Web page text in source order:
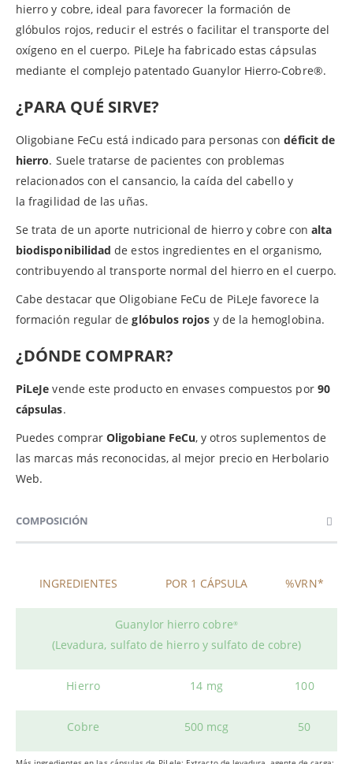
hierro y cobre, ideal para favorecer la formación de
glóbulos rojos, reducir el estrés o facilitar el transporte del
oxígeno en el cuerpo. PiLeJe ha fabricado estas cápsulas
mediante el complejo patentado Guanylor Hierro-Cobre®.
¿PARA QUÉ SIRVE?
Oligobiane FeCu está indicado para personas condéficit de
hierro. Suele tratarse de pacientes con problemas
relacionados con el cansancio, la caída del cabello y
la fragilidad de las uñas.
Se trata de un aporte nutricional de hierro y cobre con alta
biodisponibilidad de estos ingredientes en el organismo,
contribuyendo al transporte normal del hierro en el cuerpo.
Cabe destacar que Oligobiane FeCu de PiLeJe favorece la
formación regular deglóbulos rojos y de la hemoglobina.
¿DÓNDE COMPRAR?
PiLeJe vende este producto en envases compuestos por 90
cápsulas.
Puedes comprarOligobiane FeCu, y otros suplementos de
las marcas más reconocidas, al mejor precio en Herbolario
Web.
COMPOSICIÓN
INGREDIENTES POR 1 CÁPSULA %VRN*
Guanylor hierro cobre®
(Levadura, sulfato de hierro y sulfato de cobre)
Hierro 14 mg 100
Cobre 500 mcg 50